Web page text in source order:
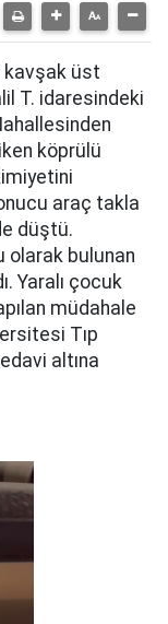
kavşak üst
T. idaresindeki
köprülü
araç takla
düştü.
olarak bulunan
Yaralı çocuk
müdahale
Tıp
altına